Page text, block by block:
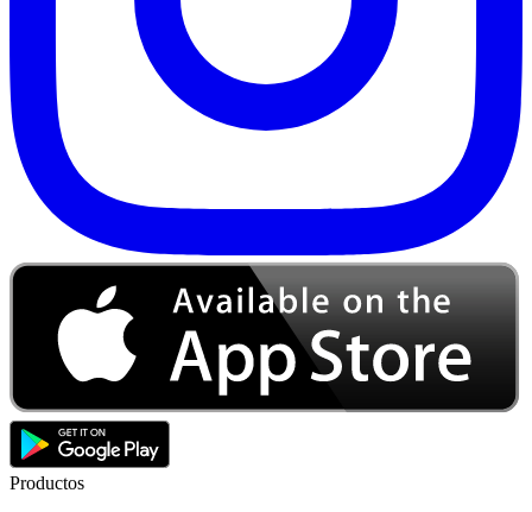
Productos